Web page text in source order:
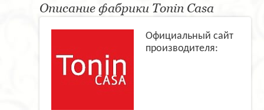
Описание фабрики Tonin Casa
Официальный сайт
производителя: